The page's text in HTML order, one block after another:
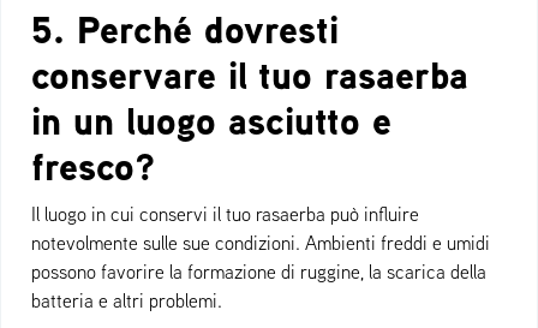
5. Perché dovresti
conservare il tuo rasaerba
in un luogo asciutto e
fresco?
Il luogo in cui conservi il tuo rasaerba può influire
notevolmente sulle sue condizioni. Ambienti freddi e umidi
possono favorire la formazione di ruggine, la scarica della
batteria e altri problemi.